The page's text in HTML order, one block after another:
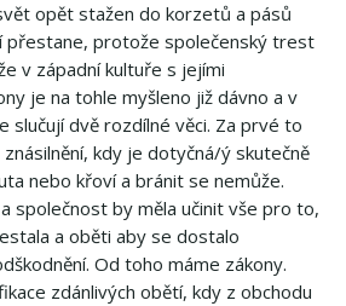
opět stažen do korzetů a pásů
přestane, protože společenský trest
v západní kultuře s jejími
je na tohle myšleno již dávno a v
slučují dvě rozdílné věci. Za prvé to
kdy je dotyčná/ý skutečně
nebo křoví a bránit se nemůže.
společnost by měla učinit vše pro to,
a oběti aby se dostalo
Od toho máme zákony.
zdánlivých obětí, kdy z obchodu